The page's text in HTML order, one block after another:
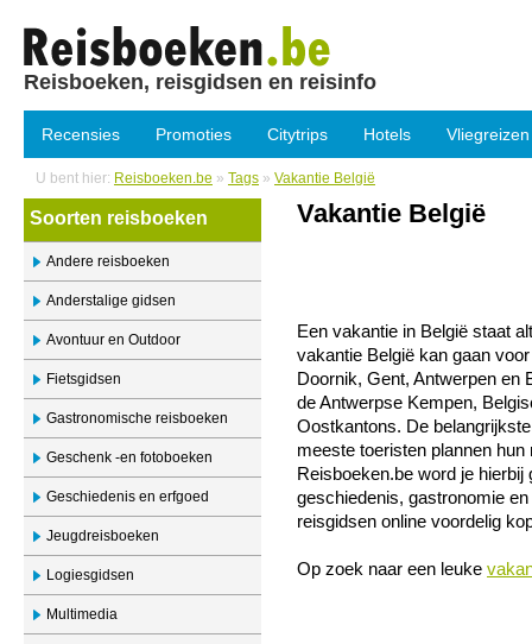
Reisboeken, reisgidsen en reisinfo
Recensies Promoties Citytrips Hotels Vliegreizen
U bent hier: Reisboeken.be » Tags » Vakantie België
Soorten reisboeken
Andere reisboeken
Anderstalige gidsen
Avontuur en Outdoor
Fietsgidsen
Gastronomische reisboeken
Geschenk -en fotoboeken
Geschiedenis en erfgoed
Jeugdreisboeken
Logiesgidsen
Multimedia
Vakantie België
Een vakantie in België staat
vakantie België kan gaan
Doornik, Gent, Antwerpen en
de Antwerpse Kempen,
Oostkantons. De
meeste toeristen plannen
Reisboeken.be word je
geschiedenis, gastronomie
reisgidsen online voordelig
Op zoek naar een leuke